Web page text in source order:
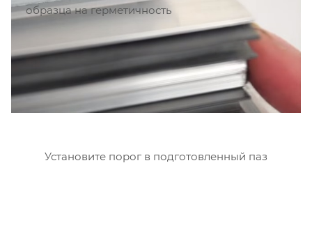
образца на герметичность
Установите порог в подготовленный паз